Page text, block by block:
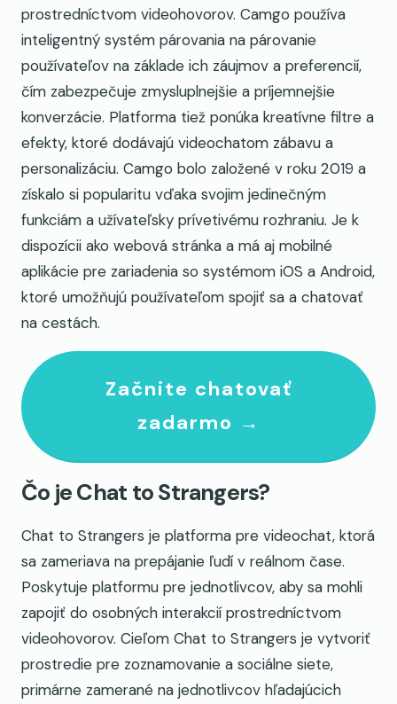
prostredníctvom videohovorov. Camgo používa
inteligentný systém párovania na párovanie
používateľov na základe ich záujmov a preferencií,
čím zabezpečuje zmysluplnejšie a príjemnejšie
konverzácie. Platforma tiež ponúka kreatívne filtre a
efekty, ktoré dodávajú videochatom zábavu a
personalizáciu. Camgo bolo založené v roku 2019 a
získalo si popularitu vďaka svojim jedinečným
funkciám a užívateľsky prívetivému rozhraniu. Je k
dispozícii ako webová stránka a má aj mobilné
aplikácie pre zariadenia so systémom iOS a Android,
ktoré umožňujú používateľom spojiť sa a chatovať
na cestách.
Začnite chatovať
zadarmo →
Čo je Chat to Strangers?
Chat to Strangers je platforma pre videochat, ktorá
sa zameriava na prepájanie ľudí v reálnom čase.
Poskytuje platformu pre jednotlivcov, aby sa mohli
zapojiť do osobných interakcií prostredníctvom
videohovorov. Cieľom Chat to Strangers je vytvoriť
prostredie pre zoznamovanie a sociálne siete,
primárne zamerané na jednotlivcov hľadajúcich